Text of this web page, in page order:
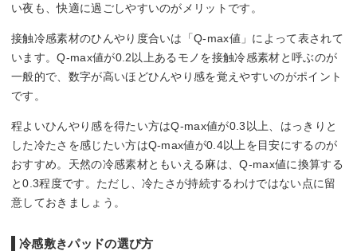
い夜も、快適に過ごしやすいのがメリットです。
接触冷感素材のひんやり度合いは「Q-max値」によって表されて
います。Q-max値が0.2以上あるモノを接触冷感素材と呼ぶのが
一般的で、数字が高いほどひんやり感を覚えやすいのがポイント
です。
程よいひんやり感を得たい方はQ-max値が0.3以上、はっきりと
した冷たさを感じたい方はQ-max値が0.4以上を目安にするのが
おすすめ。天然の冷感素材ともいえる麻は、Q-max値に換算する
と0.3程度です。ただし、冷たさが持続するわけではない点に留
意しておきましょう。
冷感敷きパッドの選び方